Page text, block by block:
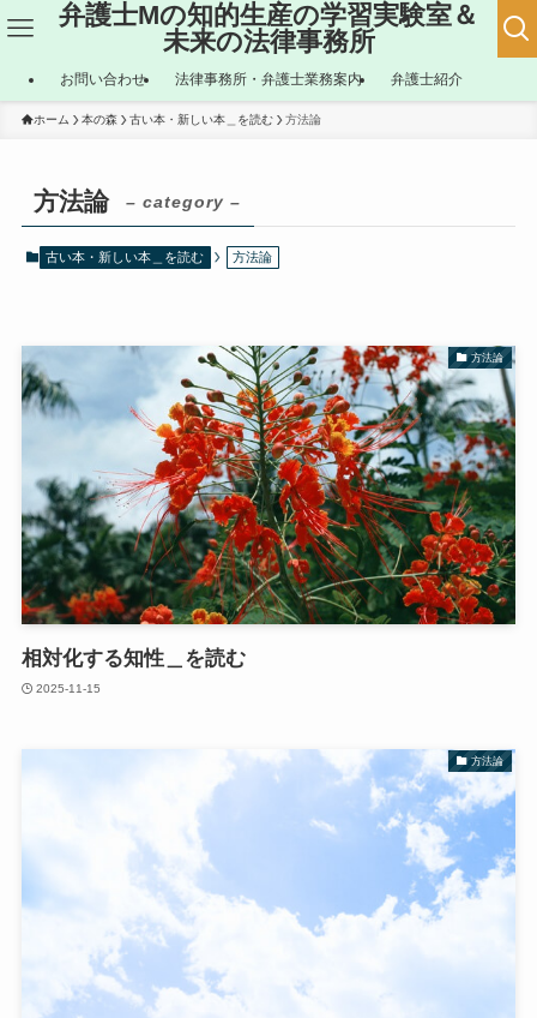
弁護士Mの知的生産の学習実験室＆
未来の法律事務所
お問い合わせ 法律事務所・弁護士業務案内 弁護士紹介
ホーム 本の森 古い本・新しい本＿を読む 方法論
方法論 – category –
古い本・新しい本＿を読む 方法論
方法論
相対化する知性＿を読む
2025-11-15
方法論